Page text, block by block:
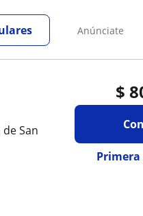
Anúnciate
$
San